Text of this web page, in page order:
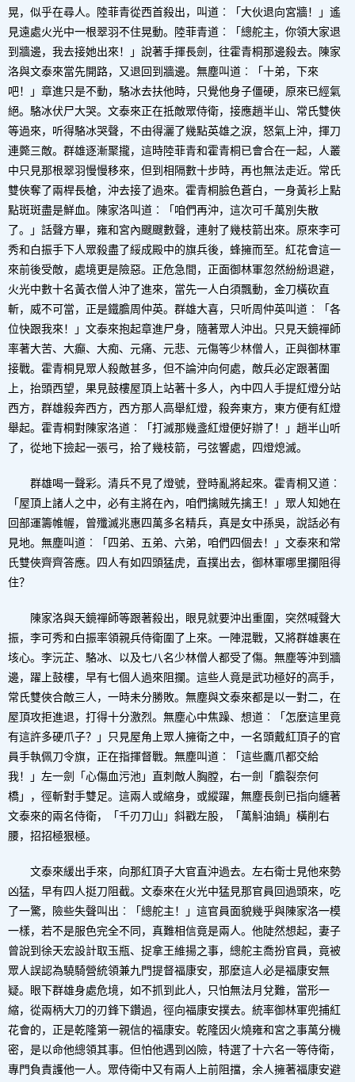
晃，似乎在尋人。陸菲青從西首殺出，叫道︰「大伙退向宮牆！」遙
見遠處火光中一根翠羽不住晃動。陸菲青道︰「總舵主，你領大家退
到牆邊，我去接她出來！」說著手揮長劍，往霍青桐那邊殺去。陳家
洛與文泰來當先開路，又退回到牆邊。無塵叫道︰「十弟，下來
吧！」章進只是不動，駱冰去扶他時，只覺他身子僵硬，原來已經氣
絕。駱冰伏尸大哭。文泰來正在抵敵眾侍衛，接應趙半山、常氏雙俠
等過來，听得駱冰哭聲，不由得灑了幾點英雄之淚，怒氣上沖，揮刀
連斃三敵。群雄逐漸聚攏，這時陸菲青和霍青桐已會合在一起，人叢
中只見那根翠羽慢慢移來，但到相隔數十步時，再也無法走近。常氏
雙俠奪了兩桿長槍，沖去接了過來。霍青桐臉色蒼白，一身黃衫上點
點斑斑盡是鮮血。陳家洛叫道︰「咱們再沖，這次可千萬別失散
了。」話聲方畢，雍和宮內颼颼數聲，連射了幾枝箭出來。原來李可
秀和白振手下人眾殺盡了綏成殿中的旗兵後，蜂擁而至。紅花會這一
來前後受敵，處境更是險惡。正危急間，正面御林軍忽然紛紛退避，
火光中數十名黃衣僧人沖了進來，當先一人白須飄動，金刀橫砍直
斬，威不可當，正是鐵膽周仲英。群雄大喜，只听周仲英叫道︰「各
位快跟我來！」文泰來抱起章進尸身，隨著眾人沖出。只見天鏡禪師
率著大苦、大癲、大痴、元痛、元悲、元傷等少林僧人，正與御林軍
接戰。霍青桐見眾人殺敵甚多，但不論沖向何處，敵兵必定跟著圍
上，抬頭西望，果見鼓樓屋頂上站著十多人，內中四人手提紅燈分站
西方，群雄殺奔西方，西方那人高舉紅燈，殺奔東方，東方便有紅燈
舉起。霍青桐對陳家洛道︰「打滅那幾盞紅燈便好辦了！」趙半山听
了，從地下撿起一張弓，拾了幾枝箭，弓弦響處，四燈熄滅。
群雄喝一聲彩。清兵不見了燈號，登時亂將起來。霍青桐又道︰
「屋頂上諸人之中，必有主將在內，咱們擒賊先擒王！」眾人知她在
回部運籌帷幄，曾殲滅兆惠四萬多名精兵，真是女中孫吳，說話必有
見地。無塵叫道︰「四弟、五弟、六弟，咱們四個去！」文泰來和常
氏雙俠齊齊答應。四人有如四頭猛虎，直撲出去，御林軍哪里攔阻得
住？
陳家洛與天鏡禪師等跟著殺出，眼見就要沖出重圍，突然喊聲大
振，李可秀和白振率領親兵侍衛圍了上來。一陣混戰，又將群雄裹在
垓心。李沅芷、駱冰、以及七八名少林僧人都受了傷。無塵等沖到牆
邊，躍上鼓樓，早有七個人過來阻攔。這些人竟是武功極好的高手，
常氏雙俠合敵三人，一時未分勝敗。無塵與文泰來都是以一對二，在
屋頂攻拒進退，打得十分激烈。無塵心中焦躁、想道︰「怎麼這里竟
有這許多硬爪子？」只見屋角上眾人擁衛之中，一名頭戴紅頂子的官
員手執佩刀令旗，正在指揮督戰。無塵叫道︰「這些鷹爪都交給
我！」左一劍「心傷血污池」直刺敵人胸膛，右一劍「膽裂奈何
橋」，徑斬對手雙足。這兩人或縮身，或縱躍，無塵長劍已指向纏著
文泰來的兩名侍衛，「千刃刀山」斜戳左股，「萬斛油鍋」橫削右
腰，招招極狠極。
文泰來緩出手來，向那紅頂子大官直沖過去。左右衛士見他來勢
凶猛，早有四人挺刀阻截。文泰來在火光中猛見那官員回過頭來，吃
了一驚，險些失聲叫出︰「總舵主！」這官員面貌幾乎與陳家洛一模
一樣，若不是服色完全不同，真難相信竟是兩人。他陡然想起，妻子
曾說到徐天宏設計取玉瓶、捉拿王維揚之事，總舵主喬扮官員，竟被
眾人誤認為驍騎營統領兼九門提督福康安，那麼這人必是福康安無
疑。眼下群雄身處危境，如不抓到此人，只怕無法月兌難，當形一
縮，從兩柄大刀的刃鋒下鑽過，徑向福康安撲去。統率御林軍兜捕紅
花會的，正是乾隆第一親信的福康安。乾隆因火燒雍和宮之事萬分機
密，是以命他總領其事。但怕他遇到凶險，特選了十六名一等侍衛，
專門負責護他一人。眾侍衛中又有兩人上前阻擋，余人擁著福康安避